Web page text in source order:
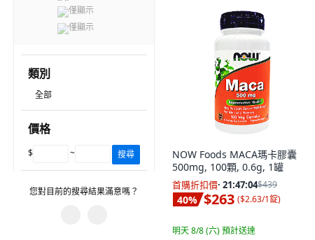
僅顯示
僅顯示
類別
全部
價格
$ ~ 搜尋
您對目前的搜尋結果滿意嗎？
NOW Foods MACA瑪卡膠囊
500mg, 100顆, 0.6g, 1罐
首購折扣價· 21:47:02$439
40% $263 ($2.63/1錠)
明天 8/8 (六)預計送達